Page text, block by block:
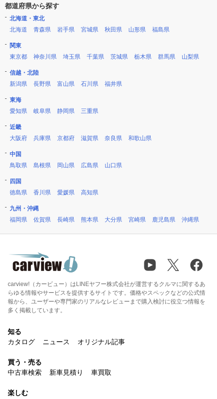
都道府県から探す
北海道・東北
北海道
青森県 岩手県 宮城県 秋田県 山形県 福島県
関東
東京都
神奈川県 埼玉県 千葉県 茨城県 栃木県 群馬県 山梨県
信越・北陸
新潟県
長野県 富山県 石川県 福井県
東海
愛知県
岐阜県 静岡県 三重県
近畿
大阪府
兵庫県 京都府 滋賀県 奈良県 和歌山県
中国
鳥取県
島根県 岡山県 広島県 山口県
四国
徳島県
香川県 愛媛県 高知県
九州・沖縄
福岡県
佐賀県 長崎県 熊本県 大分県 宮崎県 鹿児島県 沖縄県
carview!（カービュー）はLINEヤフー株式会社が運営するクルマに関するあ
らゆる情報やサービスを提供するサイトです。価格やスペックなどの公式情
報から、ユーザーや専門家のリアルなレビューまで購入検討に役立つ情報を
多く掲載しています。
知る
カタログ
ニュース オリジナル記事
買う・売る
中古車検索
新車見積り 車買取
楽しむ